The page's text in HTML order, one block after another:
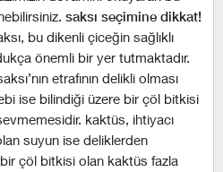
saksı seçimine dikkat!
bu dikenli çiceğin sağlıklı
önemli bir yer tutmaktadır.
etrafının delikli olması
ise bilindiği üzere bir çöl bitkisi
kaktüs, ihtiyacı
suyun ise deliklerden
çöl bitkisi olan kaktüs fazla